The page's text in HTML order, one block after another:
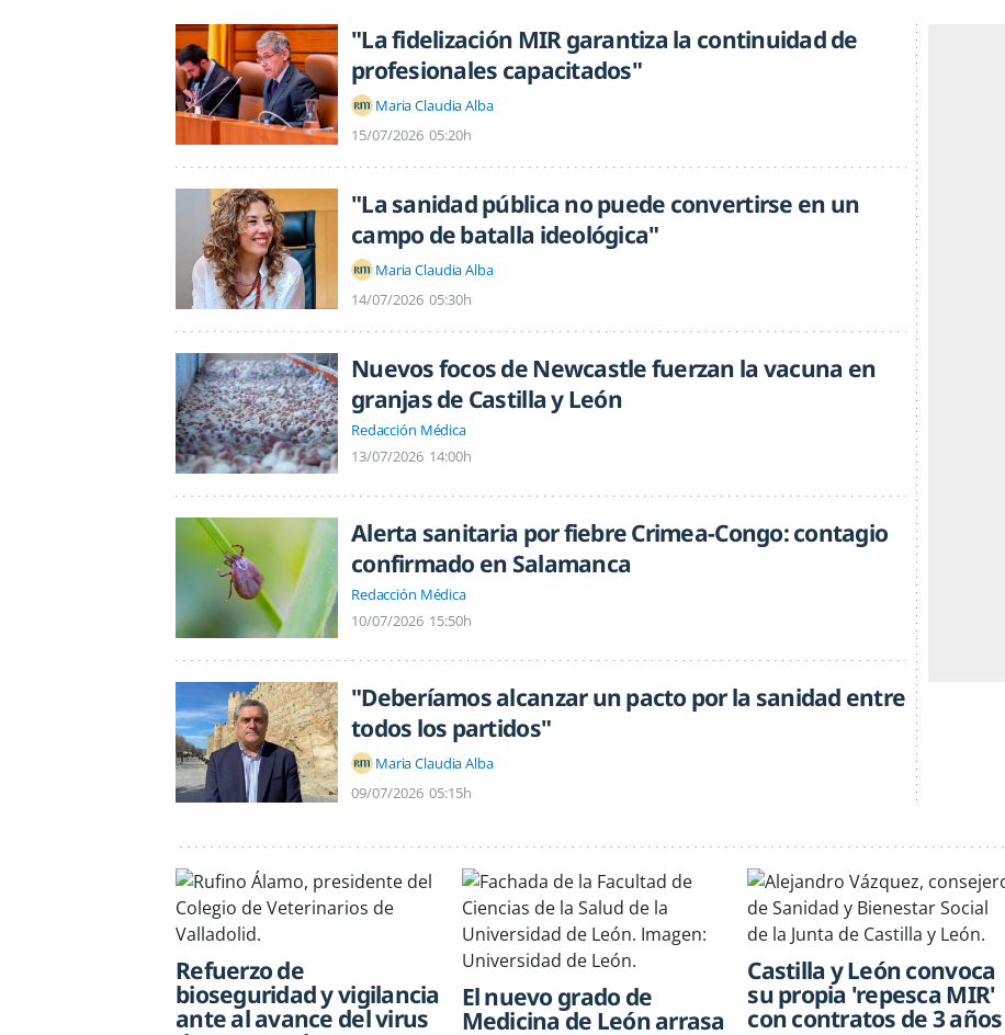
"La fidelización MIR garantiza la continuidad de
profesionales capacitados"
Maria Claudia Alba
15/07/2026 05:20h
"La sanidad pública no puede convertirse en un
campo de batalla ideológica"
Maria Claudia Alba
14/07/2026 05:30h
Nuevos focos de Newcastle fuerzan la vacuna en
granjas de Castilla y León
Redacción Médica
13/07/2026 14:00h
Alerta sanitaria por fiebre Crimea-Congo: contagio
confirmado en Salamanca
Redacción Médica
10/07/2026 15:50h
"Deberíamos alcanzar un pacto por la sanidad entre
todos los partidos"
Maria Claudia Alba
09/07/2026 05:15h
Refuerzo de
bioseguridad y vigilancia
ante al avance del virus
El nuevo grado de
Medicina de León arrasa
Castilla y León convoca
su propia 'repesca MIR'
con contratos de 3 años